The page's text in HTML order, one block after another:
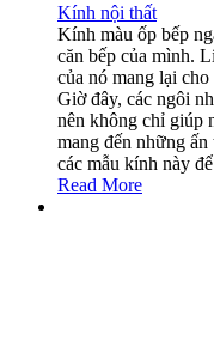
Kính nội thất
Kính màu ốp bếp
căn bếp của mình.
của nó mang lại
Giờ đây, các ngôi
nên không chỉ giúp
mang đến những
các mẫu kính này
Read More